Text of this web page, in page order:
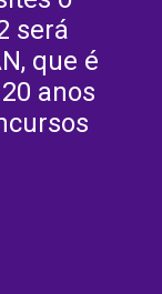
será
que é
anos